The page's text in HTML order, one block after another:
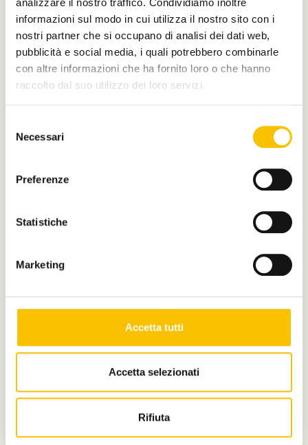
analizzare il nostro traffico. Condividiamo inoltre
informazioni sul modo in cui utilizza il nostro sito con i
nostri partner che si occupano di analisi dei dati web,
pubblicità e social media, i quali potrebbero combinarle
con altre informazioni che ha fornito loro o che hanno
raccolto dal suo utilizzo dei loro servizi.
delNecessari
Preferenze
Statistiche
Marketing
Accetta tutti
Accetta selezionati
Rifiuta
E di
Silver partner
Main media partner